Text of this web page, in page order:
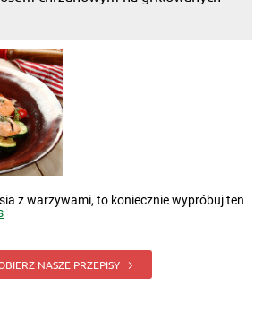
z warzywami, to koniecznie wypróbuj ten
NASZE PRZEPISY